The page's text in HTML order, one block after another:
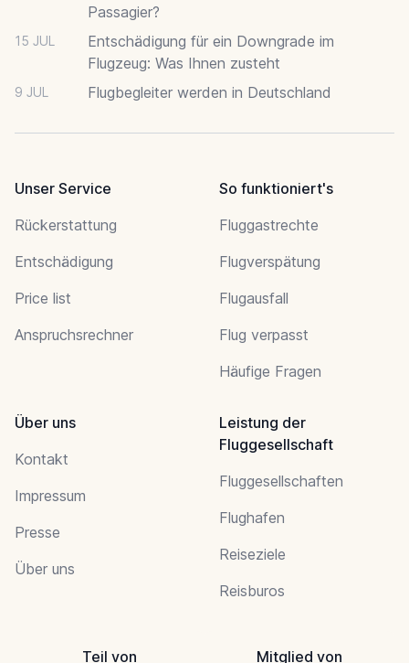
Passagier?
15 JUL
Entschädigung für ein Downgrade im
Flugzeug: Was Ihnen zusteht
9 JUL Flugbegleiter werden in Deutschland
Unser Service
Rückerstattung
Entschädigung
Price list
Anspruchsrechner
So funktioniert's
Fluggastrechte
Flugverspätung
Flugausfall
Flug verpasst
Häufige Fragen
Über uns
Kontakt
Impressum
Presse
Über uns
Leistung der
Fluggesellschaft
Fluggesellschaften
Flughafen
Reiseziele
Reisburos
Teil von Mitglied von